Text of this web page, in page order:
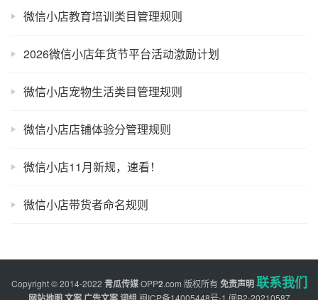
微信小店教育培训类目管理规则
2026微信小店年货节平台活动激励计划
微信小店宠物生活类目管理规则
微信小店店铺体验分管理规则
微信小店11月新规，速看！
微信小店带货者命名规则
Copyright © 2014-2022 青瓜传媒 OPP2.com 版权所有免责声明联系我们